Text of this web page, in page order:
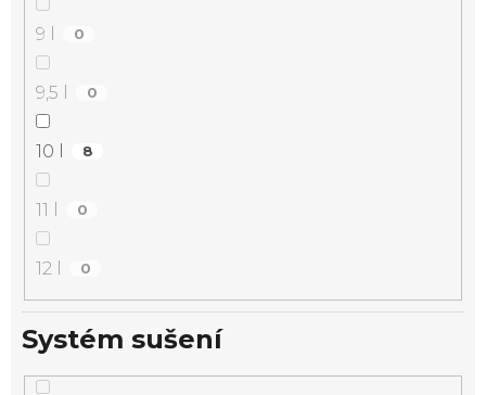
9 l 0
9,5 l 0
10 l 8
11 l 0
12 l 0
Systém sušení